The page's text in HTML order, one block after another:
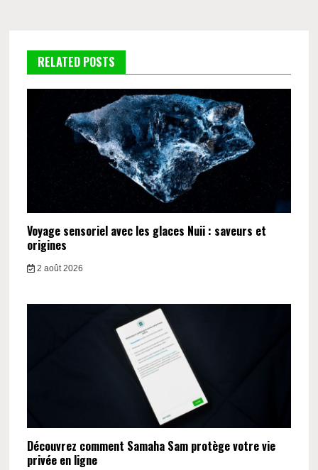
RELATED POSTS
Voyage sensoriel avec les glaces Nuii : saveurs et
origines
2 août 2026
Découvrez comment Samaha Sam protège votre vie
privée en ligne